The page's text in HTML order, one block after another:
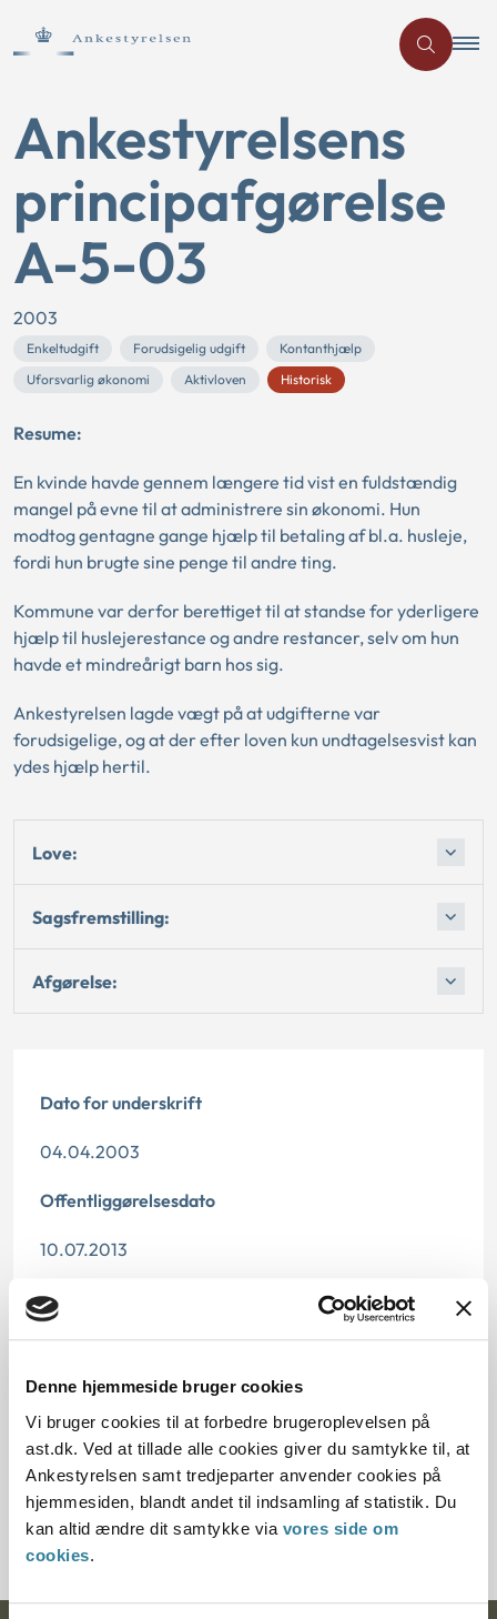
Denne hjemmeside bruger cookies
Vi bruger cookies til at forbedre brugeroplevelsen på
ast.dk. Ved at tillade alle cookies giver du samtykke til, at
Ankestyrelsen samt tredjeparter anvender cookies på
hjemmesiden, blandt andet til indsamling af statistik. Du
kan altid ændre dit samtykke via vores side om
cookies.
Ankestyrelsens
principafgørelse
A-5-03
2003
Enkeltudgift Forudsigelig udgift
Kontanthjælp
Uforsvarlig økonomi
Aktivloven Historisk
Resume:
En kvinde havde gennem længere tid vist en fuldstændig
mangel på evne til at administrere sin økonomi. Hun
modtog gentagne gange hjælp til betaling af bl.a. husleje,
fordi hun brugte sine penge til andre ting.
Kommune var derfor berettiget til at standse for yderligere
hjælp til huslejerestance og andre restancer, selv om hun
havde et mindreårigt barn hos sig.
Ankestyrelsen lagde vægt på at udgifterne var
forudsigelige, og at der efter loven kun undtagelsesvist kan
ydes hjælp hertil.
Love:
Sagsfremstilling:
Afgørelse:
Dato for underskrift
04.04.2003
Offentliggørelsesdato
10.07.2013
Denne principafgørelse er kasseret den 1. november
2013, da den er erstattet af principafgørelse 112-13.
§ 81
Journalnummer
2000044-02